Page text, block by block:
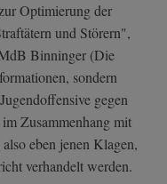
Optimierung der
und Störern",
Binninger (Die
sondern
gegen
Zusammenhang mit
eben jenen Klagen,
verhandelt werden.